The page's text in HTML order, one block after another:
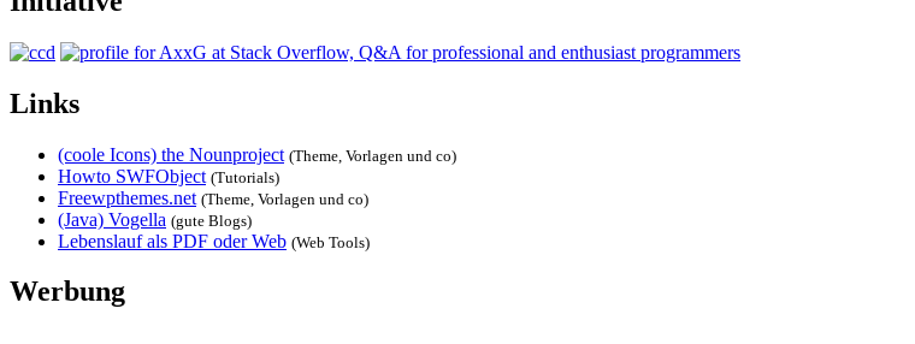
Links
(coole Icons) the Nounproject (Theme, Vorlagen und co)
Howto SWFObject (Tutorials)
Freewpthemes.net (Theme, Vorlagen und co)
(Java) Vogella (gute Blogs)
Lebenslauf als PDF oder Web (Web Tools)
Werbung